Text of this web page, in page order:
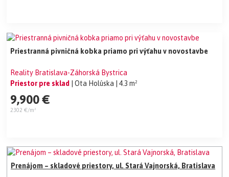
Priestranná pivničná kobka priamo pri výťahu v novostavbe
Reality Bratislava-Záhorská Bystrica
Priestor pre sklad
| Ota Holúska | 4.3 m²
9,900 €
2302 €/m²
Prenájom – skladové priestory, ul. Stará Vajnorská, Bratislava